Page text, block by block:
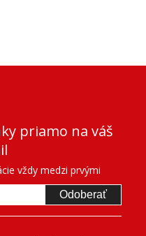
priamo na váš
vždy medzi prvými
Odoberať